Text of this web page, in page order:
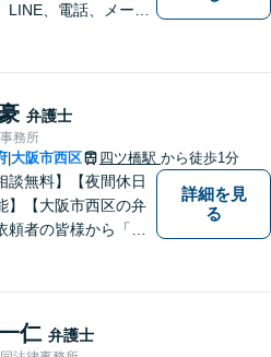
LINE、電話、メー
だけ少なく！相談し
境づくりに努め、納
解決を目指します！
弁護士
務所
大阪市西区 四ツ橋駅 から徒歩1分
談無料】【夜間休日
】【大阪市西区の弁
頼者の皆様から「お
詳細を見
る
仁 弁護士